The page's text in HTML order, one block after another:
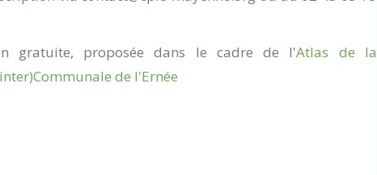
gratuite, proposée dans le cadre de l'Atlas de la
de l'Ernée